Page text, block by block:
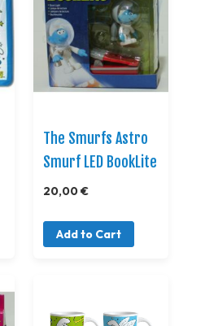
The Smurfs Astro
Smurf LED BookLite
20,00 €
Add to Cart